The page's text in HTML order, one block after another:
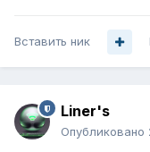
Вставить ник
Liner's
Опубликовано